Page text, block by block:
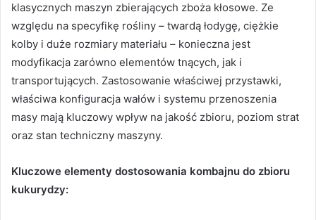
klasycznych maszyn zbierających zboża kłosowe. Ze
względu na specyfikę rośliny – twardą łodygę, ciężkie
kolby i duże rozmiary materiału – konieczna jest
modyfikacja zarówno elementów tnących, jak i
transportujących. Zastosowanie właściwej przystawki,
właściwa konfiguracja wałów i systemu przenoszenia
masy mają kluczowy wpływ na jakość zbioru, poziom strat
oraz stan techniczny maszyny.
Kluczowe elementy dostosowania kombajnu do zbioru
kukurydzy: